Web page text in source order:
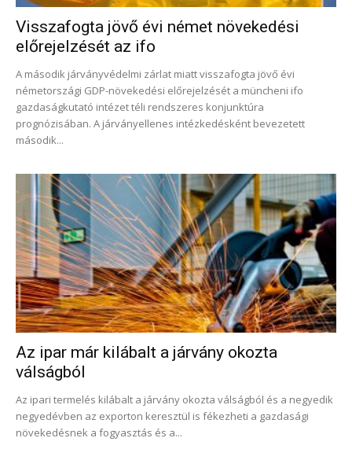
Visszafogta jövő évi német növekedési
előrejelzését az ifo
A második járványvédelmi zárlat miatt visszafogta jövő évi
németországi GDP-növekedési előrejelzését a müncheni ifo
gazdaságkutató intézet téli rendszeres konjunktúra
prognózisában. A járványellenes intézkedésként bevezetett
második...
Az ipar már kilábalt a járvány okozta
válságból
Az ipari termelés kilábalt a járvány okozta válságból és a negyedik
negyedévben az exporton keresztül is fékezheti a gazdasági
növekedésnek a fogyasztás és a...